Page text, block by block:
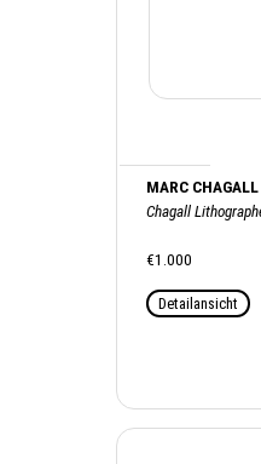
MARC CHAGALL
Chagall
€1.000
Detailansicht